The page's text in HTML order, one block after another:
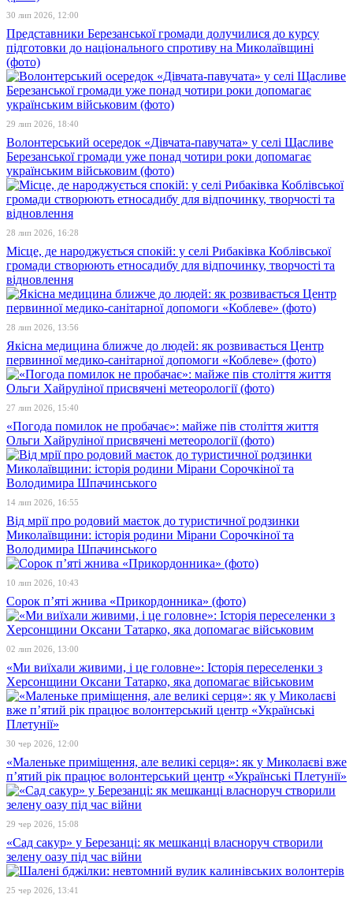
30 лип 2026, 12:00
Представники Березанської громади долучилися до курсу
підготовки до національного спротиву на Миколаївщині
(фото)
29 лип 2026, 18:40
Волонтерський осередок «Дівчата-павучата» у селі Щасливе
Березанської громади уже понад чотири роки допомагає
українським військовим (фото)
28 лип 2026, 16:28
Місце, де народжується спокій: у селі Рибаківка Коблівської
громади створюють етносадибу для відпочинку, творчості та
відновлення
28 лип 2026, 13:56
Якісна медицина ближче до людей: як розвивається Центр
первинної медико-санітарної допомоги «Коблеве» (фото)
27 лип 2026, 15:40
«Погода помилок не пробачає»: майже пів століття життя
Ольги Хайруліної присвячені метеорології (фото)
14 лип 2026, 16:55
Від мрії про родовий маєток до туристичної родзинки
Миколаївщини: історія родини Мірани Сорочкіної та
Володимира Шпачинського
10 лип 2026, 10:43
Сорок п’яті жнива «Прикордонника» (фото)
02 лип 2026, 13:00
«Ми виїхали живими, і це головне»: Історія переселенки з
Херсонщини Оксани Татарко, яка допомагає військовим
30 чер 2026, 12:00
«Маленьке приміщення, але великі серця»: як у Миколаєві вже
п’ятий рік працює волонтерський центр «Українські Плетунії»
29 чер 2026, 15:08
«Сад сакур» у Березанці: як мешканці власноруч створили
зелену оазу під час війни
25 чер 2026, 13:41